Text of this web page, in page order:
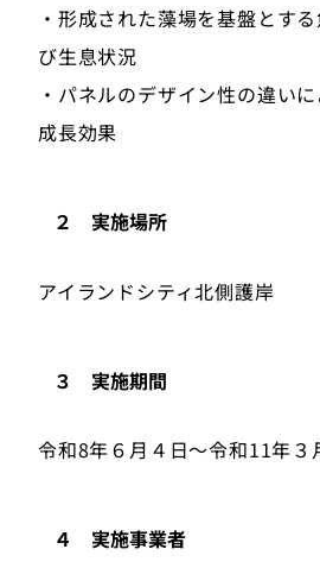
・形成された藻場を基盤とす
び生息状況
・パネルのデザイン性の違い
成長効果
２ 実施場所
アイランドシティ北側護岸
３ 実施期間
令和8年６月４日～令和11年３
４ 実施事業者